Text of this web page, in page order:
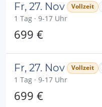
Fr, 27. Nov Vollzeit
1 Tag · 9-17 Uhr
699 €
Fr, 27. Nov Vollzeit
1 Tag · 9-17 Uhr
699 €